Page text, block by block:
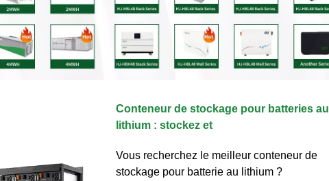
Conteneur de stockage pour batteries au
lithium : stockez et
Vous recherchez le meilleur conteneur de
stockage pour batterie au lithium ?